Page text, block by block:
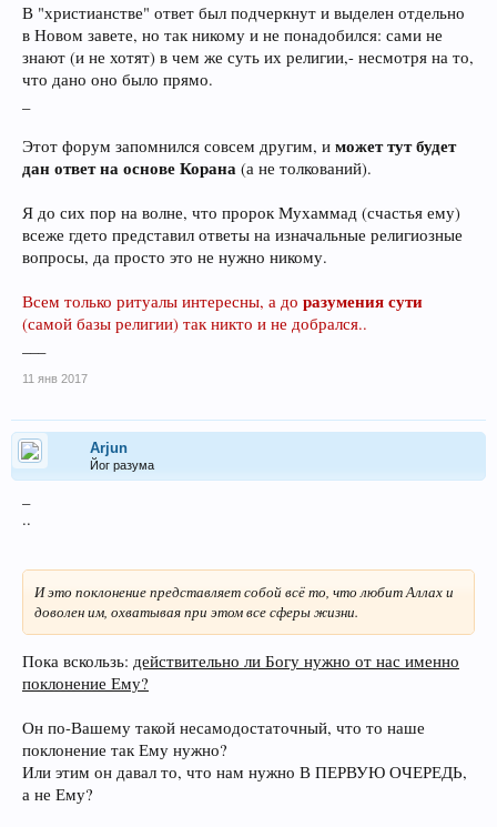
В "христианстве" ответ был подчеркнут и выделен отдельно
в Новом завете, но так никому и не понадобился: сами не
знают (и не хотят) в чем же суть их религии,- несмотря на то,
что дано оно было прямо.
Этот форум запомнился совсем другим, и может тут будет
дан ответ на основе Корана (а не толкований).
Я до сих пор на волне, что пророк Мухаммад (счастья ему)
всеже гдето представил ответы на изначальные религиозные
вопросы, да просто это не нужно никому.
Всем только ритуалы интересны, а до разумения сути
(самой базы религии) так никто и не добрался..
11 янв 2017
Arjun
Йог разума
..
И это поклонение представляет собой всё то, что любит Аллах и
доволен им, охватывая при этом все сферы жизни.
Пока вскользь: действительно ли Богу нужно от нас именно
поклонение Ему?
Он по-Вашему такой несамодостаточный, что то наше
поклонение так Ему нужно?
Или этим он давал то, что нам нужно В ПЕРВУЮ ОЧЕРЕДЬ,
а не Ему?